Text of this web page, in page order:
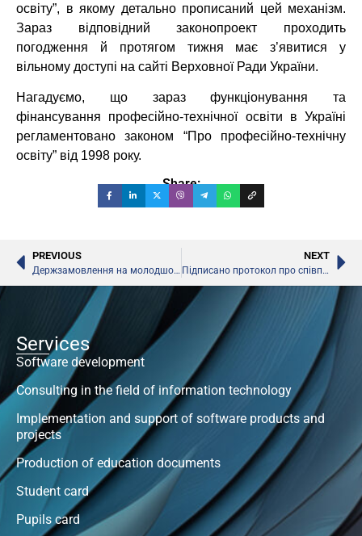
освіту”, в якому детально прописаний цей механізм.
Зараз відповідний законопроект проходить
погодження й протягом тижня має з’явитися у
вільному доступі на сайті Верховної Ради України.
Нагадуємо, що зараз функціонування та
фінансування професійно-технічної освіти в Україні
регламентовано законом “Про професійно-технічну
освіту” від 1998 року.
Share:
PREVIOUS
Держзамовлення на молодшого спеціаліста збільшено на 10 %
NEXT
Підписано протокол про співпрацю у науково-технічній сфері між Україною та Німеччиною
Services
Software development
Consulting in the field of information technology
Implementation and support of software products and
projects
Production of education documents
Student card
Pupils card